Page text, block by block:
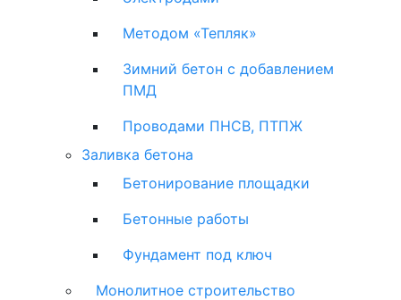
Методом «Тепляк»
Зимний бетон с добавлением
ПМД
Проводами ПНСВ, ПТПЖ
Заливка бетона
Бетонирование площадки
Бетонные работы
Фундамент под ключ
Монолитное строительство